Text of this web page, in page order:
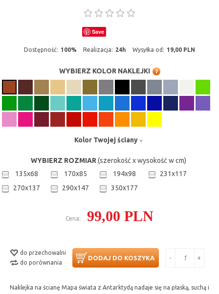
Save
Dostępność: 100% Realizacja: 24h Wysyłka od: 19,00 PLN
WYBIERZ KOLOR NAKLEJKI
Kolor Twojej ściany
WYBIERZ ROZMIAR (szerokość x wysokość w cm)
135x68
170x85 194x98
231x117
270x137
290x147 350x177
Cena: 99,00 PLN
do przechowalni
do porównania
DODAJ DO KOSZYKA - +
Naklejka na ścianę Mapa świata z Antarktydą nadaje się na płaską, suchą i